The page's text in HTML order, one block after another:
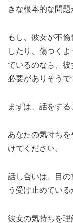
きな根本的な問題
もし、彼女が不
したり、傷つく
ているのなら、
必要がありそうで
まずは、話をする
あなたの気持ち
けてください。
話し合いは、目
う受け止めている
彼女の気持ちを